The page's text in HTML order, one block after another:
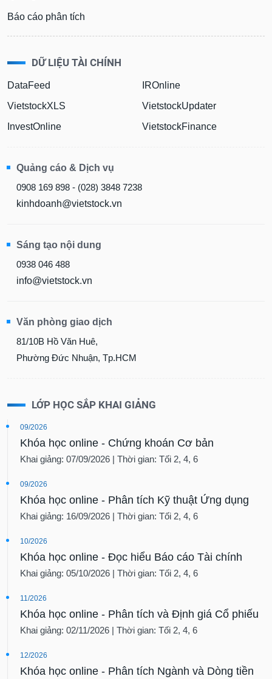
Báo cáo phân tích
DỮ LIỆU TÀI CHÍNH
DataFeed
VietstockXLS
InvestOnline
IROnline
VietstockUpdater
VietstockFinance
Quảng cáo & Dịch vụ
0908 169 898 - (028) 3848 7238
kinhdoanh@vietstock.vn
Sáng tạo nội dung
0938 046 488
info@vietstock.vn
Văn phòng giao dịch
81/10B Hồ Văn Huê,
Phường Đức Nhuận, Tp.HCM
LỚP HỌC SẮP KHAI GIẢNG
09/2026
Khóa học online - Chứng khoán Cơ bản
Khai giảng: 07/09/2026 | Thời gian: Tối 2, 4, 6
09/2026
Khóa học online - Phân tích Kỹ thuật Ứng dụng
Khai giảng: 16/09/2026 | Thời gian: Tối 2, 4, 6
10/2026
Khóa học online - Đọc hiểu Báo cáo Tài chính
Khai giảng: 05/10/2026 | Thời gian: Tối 2, 4, 6
11/2026
Khóa học online - Phân tích và Định giá Cổ phiếu
Khai giảng: 02/11/2026 | Thời gian: Tối 2, 4, 6
12/2026
Khóa học online - Phân tích Ngành và Dòng tiền